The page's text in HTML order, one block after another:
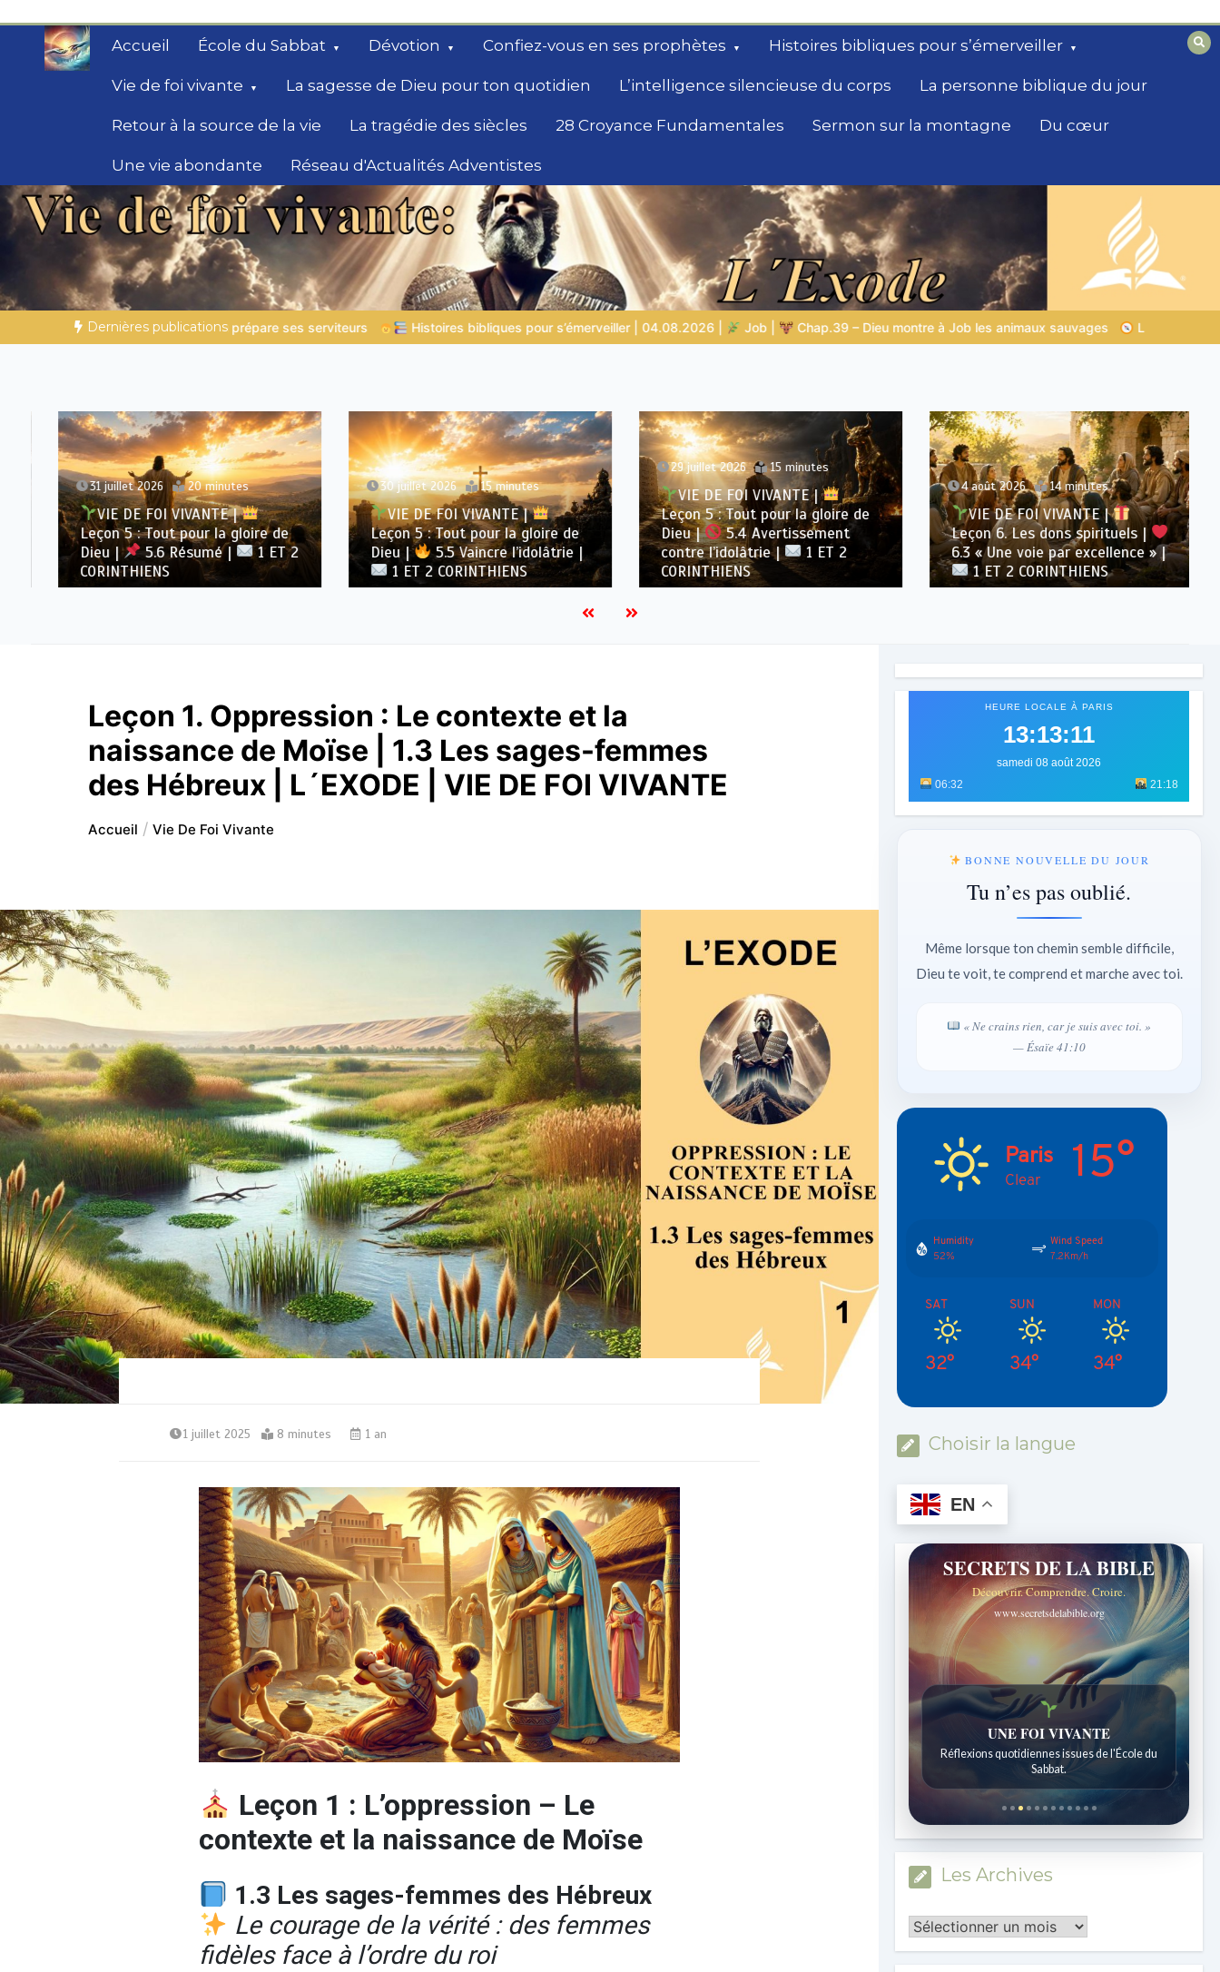
contenu
Accueil École du Sabbat Dévotion Confiez-vous en ses prophètes Histoires bibliques pour s’émerveiller
Vie de foi vivante La sagesse de Dieu pour ton quotidien L’intelligence silencieuse du corps La personne biblique du jour
Retour à la source de la vie La tragédie des siècles 28 Croyance Fundamentales Sermon sur la montagne Du cœur
Une vie abondante Réseau d'Actualités Adventistes
Secrets de la Bible
Des éclairages bibliques pour ceux qui cherchent un
chemin
Dernières publications
ses serviteurs Histoires bibliques pour s’émerveiller | 04.08.2026 | Job | Chap.39 – Dieu montre à Job les animaux sauvages LA SAGESSE DE DIEU POUR TON QUOTIDIEN |
31 juillet 2026 20 minutes
VIE DE FOI VIVANTE |
Leçon 5 : Tout pour la gloire de
Dieu |
5.6 Résumé |
1 ET 2
CORINTHIENS
30 juillet 2026 15 minutes
VIE DE FOI VIVANTE |
Leçon 5 : Tout pour la gloire de
Dieu |
5.5 Vaincre l’idolâtrie |
1 ET 2 CORINTHIENS
29 juillet 2026 15 minutes
VIE DE FOI VIVANTE |
Leçon 5 : Tout pour la gloire de
Dieu |
5.4 Avertissement
contre l’idolâtrie |
1 ET 2
CORINTHIENS
4 août 2026 14 minutes
VIE DE FOI VIVANTE |
Leçon 6. Les dons spirituels |
6.3 « Une voie par excellence » |
1 ET 2 CORINTHIENS
Leçon 1. Oppression : Le contexte et la
naissance de Moïse | 1.3 Les sages-femmes
des Hébreux | L´EXODE | VIE DE FOI VIVANTE
Accueil Vie De Foi Vivante
1 juillet 2025 8 minutes 1 an
Leçon 1 : L’oppression – Le
contexte et la naissance de Moïse
1.3 Les sages-femmes des Hébreux
Le courage de la vérité : des femmes
fidèles face à l’ordre du roi
HEURE LOCALE À PARIS
13:13:13
samedi 08 août 2026
06:32
21:18
BONNE NOUVELLE DU JOUR
Tu n’es pas oublié.
Même lorsque ton chemin semble difficile,
Dieu te voit, te comprend et marche avec toi.
« Ne crains rien, car je suis avec toi. »
— Ésaïe 41:10
Paris
Clear 15°
Humidity
52%
Wind Speed
7.2Km/h
SAT
32°
SUN
34°
MON
34°
Choisir la langue
EN
SECRETS DE LA BIBLE
Découvrir. Comprendre. Croire.
www.secretsdelabible.org
UNE FOI VIVANTE
Réflexions quotidiennes issues de l'École du
Sabbat.
Les Archives
Les
Archives